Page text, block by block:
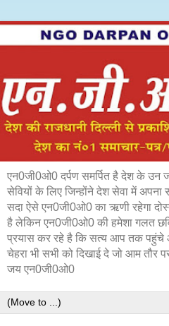
एन0जी0ओ0 दर्पण समर्पित है देश के उन
सेवियों के लिए जिन्होंने देश सेवा में
सदा ऐसे एन0जी0ओ0 का ऋणी रहेगा
है लेकिन एन0जी0ओ0 की हमेशा गलत
प्रयास कर रहे है कि सत्य आप तक
चेहरा भी सभी को दिखाई दे जो आम तौर
जय एन0जी0ओ0